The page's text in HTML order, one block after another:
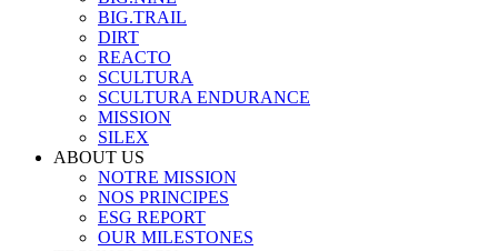
BIG.TRAIL
DIRT
REACTO
SCULTURA
SCULTURA ENDURANCE
MISSION
SILEX
ABOUT US
NOTRE MISSION
NOS PRINCIPES
ESG REPORT
OUR MILESTONES